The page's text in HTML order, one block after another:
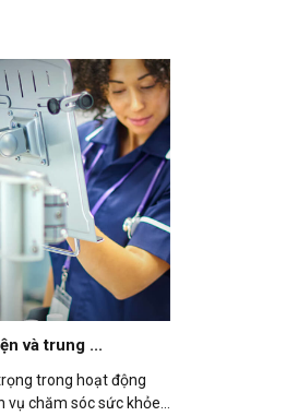
và trung ...
trong hoạt động
vụ chăm sóc sức khỏe.